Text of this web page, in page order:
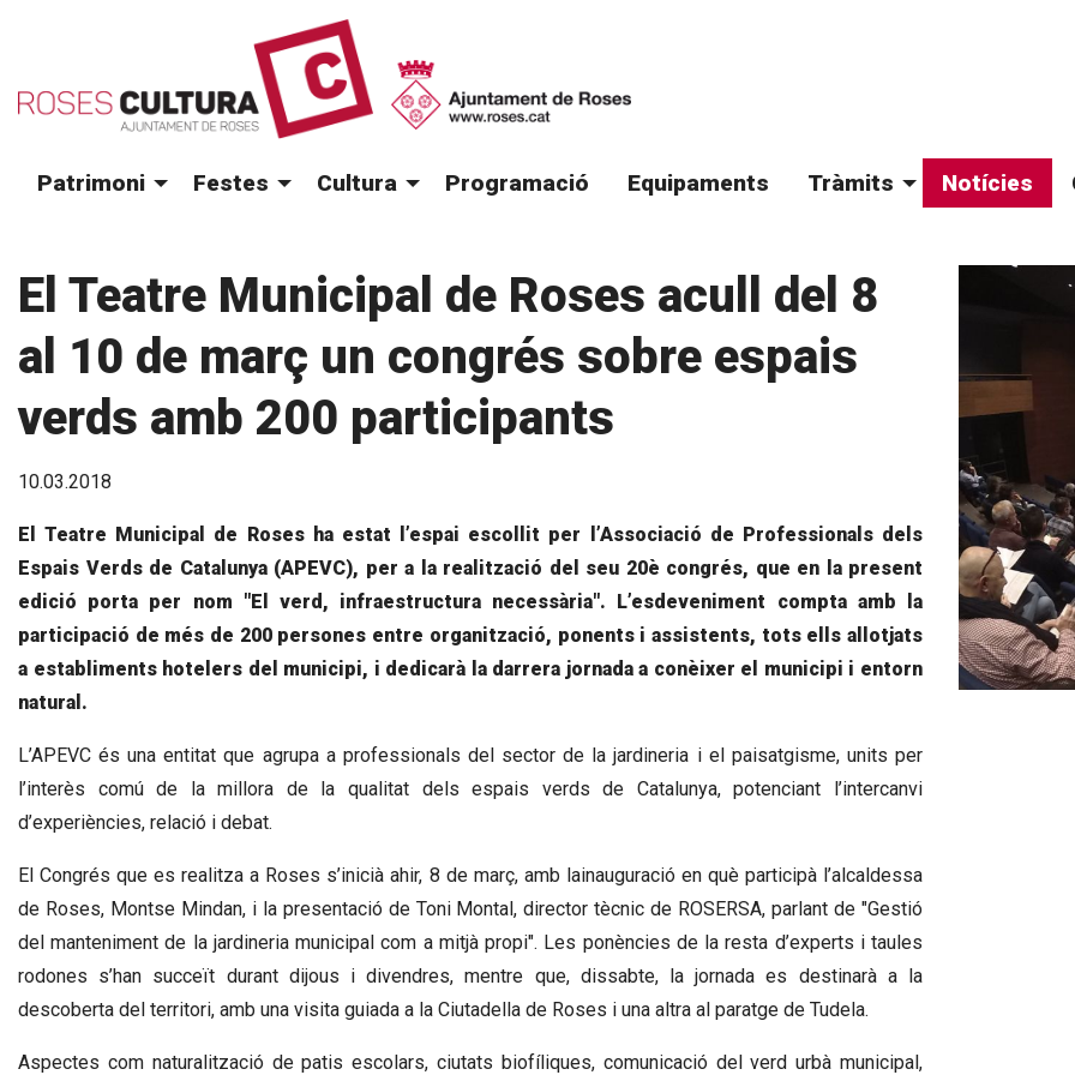
Patrimoni Festes Cultura Programació Equipaments Tràmits Notícies
El Teatre Municipal de Roses acull del 8
al 10 de març un congrés sobre espais
verds amb 200 participants
10.03.2018
El Teatre Municipal de Roses ha estat l’espai escollit per l’Associació de Professionals dels
Espais Verds de Catalunya (APEVC), per a la realització del seu 20è congrés, que en la present
edició porta per nom "El verd, infraestructura necessària". L’esdeveniment compta amb la
participació de més de 200 persones entre organització, ponents i assistents, tots ells allotjats
a establiments hotelers del municipi, i dedicarà la darrera jornada a conèixer el municipi i entorn
natural.
L’APEVC és una entitat que agrupa a professionals del sector de la jardineria i el paisatgisme, units per
l’interès comú de la millora de la qualitat dels espais verds de Catalunya, potenciant l’intercanvi
d’experiències, relació i debat.
El Congrés que es realitza a Roses s’inicià ahir, 8 de març, amb lainauguració en què participà l’alcaldessa
de Roses, Montse Mindan, i la presentació de Toni Montal, director tècnic de ROSERSA, parlant de "Gestió
del manteniment de la jardineria municipal com a mitjà propi". Les ponències de la resta d’experts i taules
rodones s’han succeït durant dijous i divendres, mentre que, dissabte, la jornada es destinarà a la
descoberta del territori, amb una visita guiada a la Ciutadella de Roses i una altra al paratge de Tudela.
Aspectes com naturalització de patis escolars, ciutats biofíliques, comunicació del verd urbà municipal,